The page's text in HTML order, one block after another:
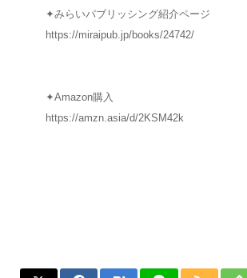
✦みらいパブリッシング紹介ページ
https://miraipub.jp/books/24742/
✦Amazon購入
https://amzn.asia/d/2KSM42k